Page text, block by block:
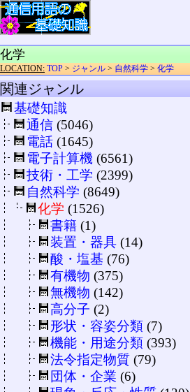
化学
LOCATION: TOP > ジャンル > 自然科学 > 化学
関連ジャンル
基礎知識
通信 (5046)
電話 (1645)
電子計算機 (6561)
技術・工学 (2399)
自然科学 (8649)
化学 (1526)
書籍 (1)
装置・器具 (14)
酸・塩基 (76)
有機物 (375)
無機物 (142)
高分子 (2)
形状・容姿分類 (7)
機能・用途分類 (393)
法令指定物質 (79)
団体・企業 (6)